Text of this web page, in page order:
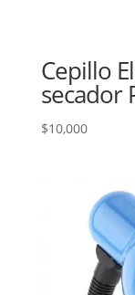
Cepillo
secador
$10,000